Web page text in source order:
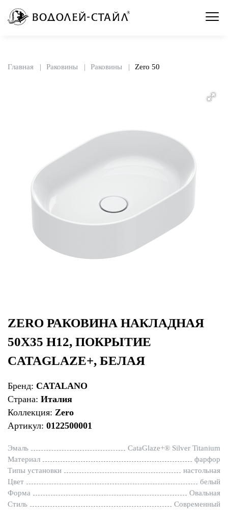
Главная Раковины Раковины Zero 50
ZERO РАКОВИНА НАКЛАДНАЯ
50Х35 H12, ПОКРЫТИЕ
CATAGLAZE+, БЕЛАЯ
Бренд: CATALANO
Страна: Италия
Коллекция: Zero
Артикул: 0122500001
Эмаль
CataGlaze+® Silver Titanium
Материал
фарфор
Типы установки
настольная
Цвет
белый
Форма
Овальная
Стиль
Современный